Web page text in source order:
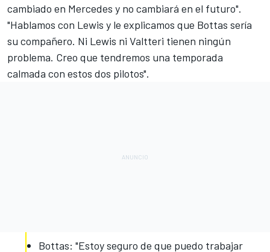
cambiado en Mercedes y no cambiará en el futuro".
"Hablamos con Lewis y le explicamos que Bottas sería
su compañero. Ni Lewis ni Valtteri tienen ningún
problema. Creo que tendremos una temporada
calmada con estos dos pilotos".
Bottas: "Estoy seguro de que puedo trabajar